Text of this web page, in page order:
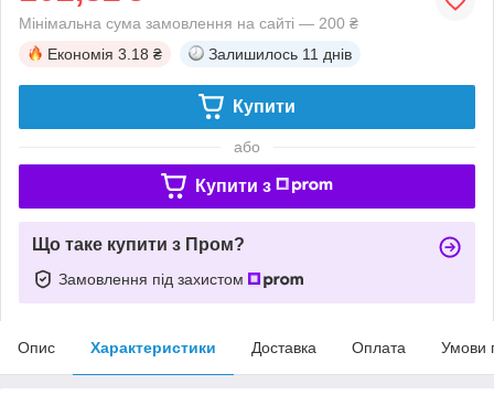
Мінімальна сума замовлення на сайті — 200 ₴
Економія 3.18 ₴ Залишилось 11 днів
Купити
або
Купити з
Що таке купити з Пром?
Замовлення під захистом
Опис Характеристики Доставка Оплата Умови